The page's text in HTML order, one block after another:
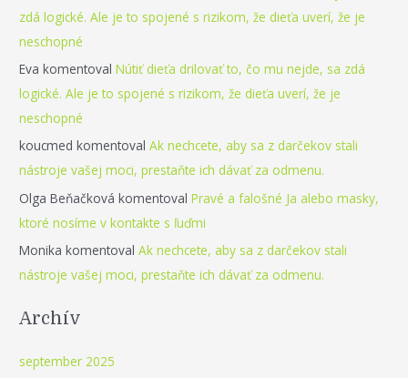
zdá logické. Ale je to spojené s rizikom, že dieťa uverí, že je
neschopné
Eva komentovalNútiť dieťa drilovať to, čo mu nejde, sa zdá
logické. Ale je to spojené s rizikom, že dieťa uverí, že je
neschopné
koucmed komentovalAk nechcete, aby sa z darčekov stali
nástroje vašej moci, prestaňte ich dávať za odmenu.
Olga Beňačková komentovalPravé a falošné Ja alebo masky,
ktoré nosíme v kontakte s ľuďmi
Monika komentovalAk nechcete, aby sa z darčekov stali
nástroje vašej moci, prestaňte ich dávať za odmenu.
Archív
september 2025